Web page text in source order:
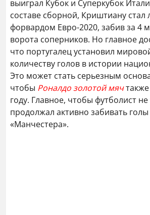
выиграл Кубок и Суперкубок
составе сборной, Криштиану
форвардом Евро-2020, забив за 4
ворота соперников. Но главное
что португалец установил
количеству голов в истории
Это может стать серьезным
чтобы Роналдо золотой мячтакже
году. Главное, чтобы футболист не
продолжал активно забивать
«Манчестера».